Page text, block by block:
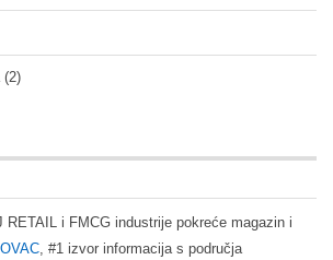
(2)
RETAIL i FMCG industrije pokreće magazin i
, #1 izvor informacija s područja